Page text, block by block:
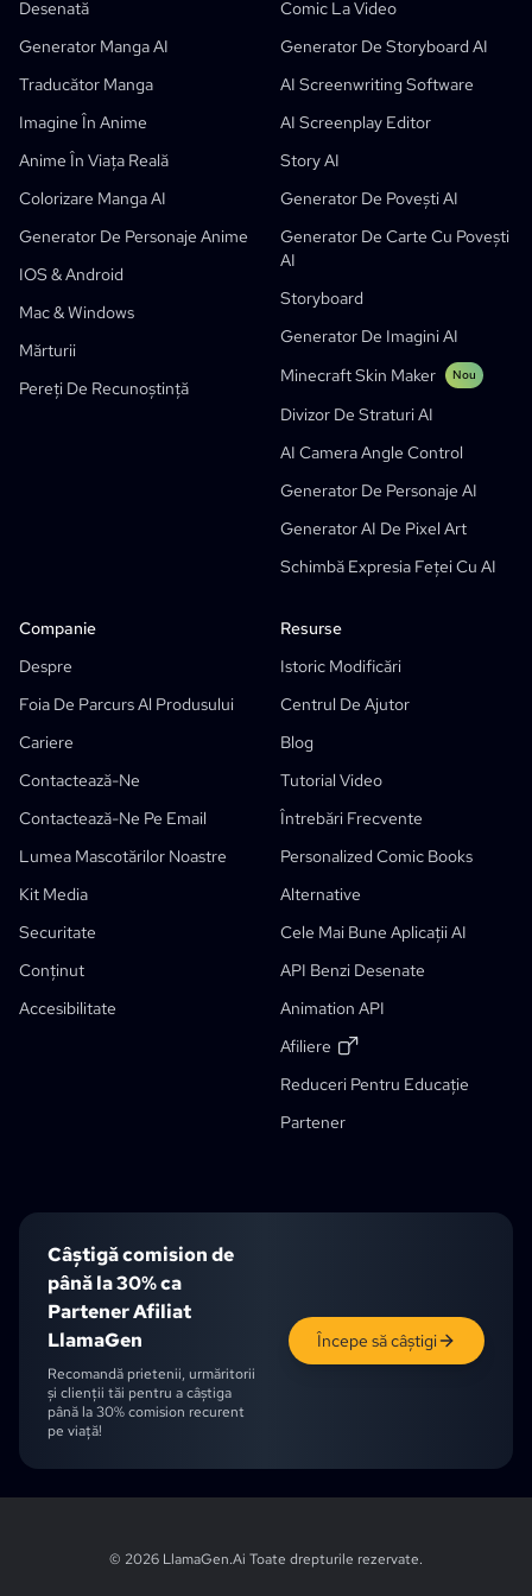
Desenată
Generator Manga AI
Traducător Manga
Imagine În Anime
Anime În Viața Reală
Colorizare Manga AI
Generator De Personaje Anime
IOS & Android
Mac & Windows
Mărturii
Pereți De Recunoștință
Comic La Video
Generator De Storyboard AI
AI Screenwriting Software
AI Screenplay Editor
Story AI
Generator De Povești AI
Generator De Carte Cu Povești
AI
Storyboard
Generator De Imagini AI
Minecraft Skin Maker
Nou
Divizor De Straturi AI
AI Camera Angle Control
Generator De Personaje AI
Generator AI De Pixel Art
Schimbă Expresia Feței Cu AI
Companie
Despre
Foia De Parcurs Al Produsului
Cariere
Contactează-Ne
Contactează-Ne Pe Email
Lumea Mascotărilor Noastre
Kit Media
Securitate
Conținut
Accesibilitate
Resurse
Istoric Modificări
Centrul De Ajutor
Blog
Tutorial Video
Întrebări Frecvente
Personalized Comic Books
Alternative
Cele Mai Bune Aplicații AI
API Benzi Desenate
Animation API
Afiliere
Reduceri Pentru Educație
Partener
Generator De Povești Vocale
Generator De Desene Animate AI
Transformă Imaginea În Bandă Desenată
Transformă Poza În Desen Animat
Generator Webtoon AI
Generator AI Pentru Manhwa
Generator Manga AI
Social Media Comics
Bible Comic Maker
Generator De Baloane Text Manga
Redactor AI De Povești
Imagine În Anime
Generator AI De Scenariu Manga
Filtru Imagine Alb-Negru
Colorizare Manga AI
Manga Maker
Traducător Manga
Anime În Viața Reală
Generator De Personaje Anime
Artă Secvențială
PuppyAgent
Instrumente AI Pentru Profesori Și Elevi
Generator Video AI
Generator De Cărți Pentru Copii
Generator De Carte Cu Povești AI
Benzi Desenate Educative AI
Fluxuri Generative
Webtoons
Câștigă comision de
până la 30% ca
Partener Afiliat
LlamaGen
Recomandă prietenii, urmăritorii
și clienții tăi pentru a câștiga
până la 30% comision recurent
pe viață!
Începe să câștigi
© 2026 LlamaGen.Ai Toate drepturile rezervate.